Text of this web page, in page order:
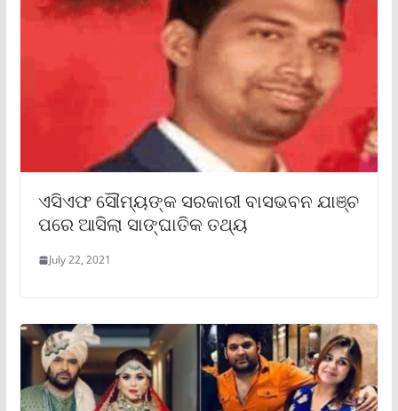
ଏସିଏଫ ସୌମ୍ୟଙ୍କ ସରକାରୀ ବାସଭବନ ଯାଞ୍ଚ
ପରେ ଆସିଲା ସାଙ୍ଘାତିକ ତଥ୍ୟ
July 22, 2021